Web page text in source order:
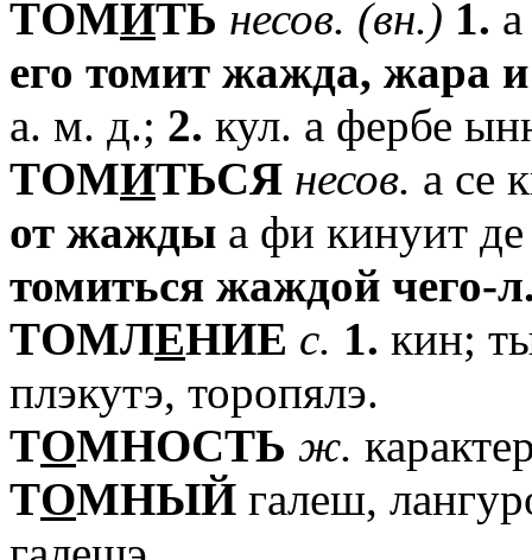
TОМИТЬ несов. (вн.) 1.
его томит жажда, жара и
а. м. д.; 2. кул. а фербе
TОМИТЬСЯ несов. а се
от жажды а фи кинуит де
томиться жаждой чего-
TОМЛЕНИЕ с. 1. кин;
плэкутэ, торопялэ.
TОМНОСТЬ ж.
TОМНЫЙ галеш,